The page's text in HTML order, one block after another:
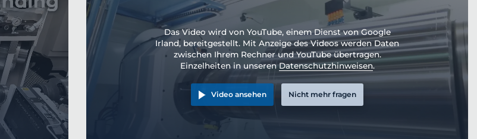
Das Video wird von YouTube, einem Dienst von Google
Irland, bereitgestellt. Mit Anzeige des Videos werden Daten
zwischen Ihrem Rechner und YouTube übertragen.
Einzelheiten in unserenDatenschutzhinweisen.
Video ansehen Nicht mehr fragen